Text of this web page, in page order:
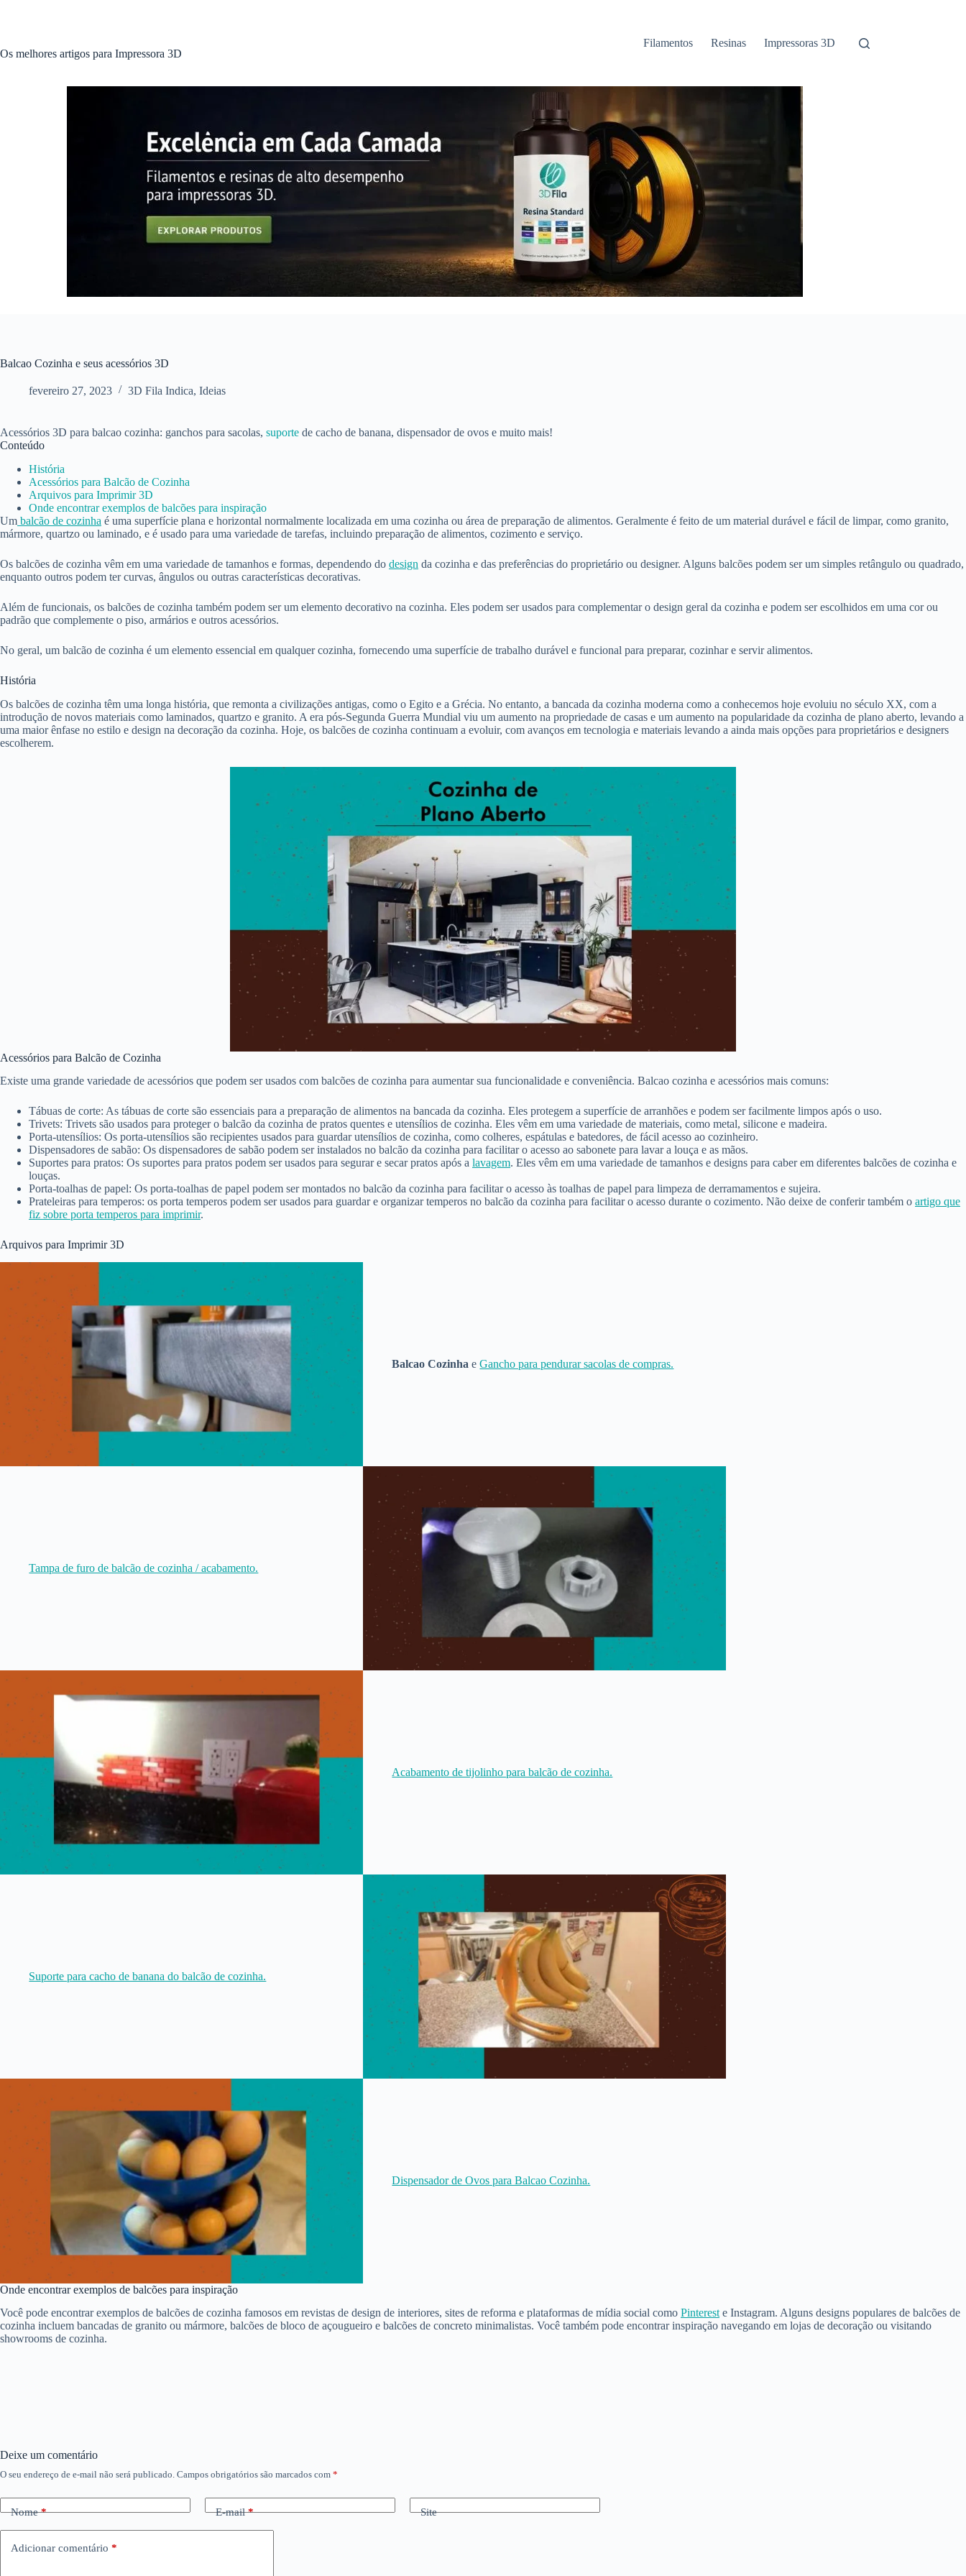
Os melhores artigos para Impressora 3D
Filamentos Resinas Impressoras 3D
Balcao Cozinha e seus acessórios 3D
fevereiro 27, 2023 3D Fila Indica, Ideias
Acessórios 3D para balcao cozinha: ganchos para sacolas, suporte de cacho de banana, dispensador de ovos e muito mais!
Conteúdo
História
Acessórios para Balcão de Cozinha
Arquivos para Imprimir 3D
Onde encontrar exemplos de balcões para inspiração
Um balcão de cozinha é uma superfície plana e horizontal normalmente localizada em uma cozinha ou área de preparação de alimentos. Geralmente é feito de um material durável e fácil de limpar, como granito,
mármore, quartzo ou laminado, e é usado para uma variedade de tarefas, incluindo preparação de alimentos, cozimento e serviço.
Os balcões de cozinha vêm em uma variedade de tamanhos e formas, dependendo do design da cozinha e das preferências do proprietário ou designer. Alguns balcões podem ser um simples retângulo ou quadrado,
enquanto outros podem ter curvas, ângulos ou outras características decorativas.
Além de funcionais, os balcões de cozinha também podem ser um elemento decorativo na cozinha. Eles podem ser usados para complementar o design geral da cozinha e podem ser escolhidos em uma cor ou
padrão que complemente o piso, armários e outros acessórios.
No geral, um balcão de cozinha é um elemento essencial em qualquer cozinha, fornecendo uma superfície de trabalho durável e funcional para preparar, cozinhar e servir alimentos.
História
Os balcões de cozinha têm uma longa história, que remonta a civilizações antigas, como o Egito e a Grécia. No entanto, a bancada da cozinha moderna como a conhecemos hoje evoluiu no século XX, com a
introdução de novos materiais como laminados, quartzo e granito. A era pós-Segunda Guerra Mundial viu um aumento na propriedade de casas e um aumento na popularidade da cozinha de plano aberto, levando a
uma maior ênfase no estilo e design na decoração da cozinha. Hoje, os balcões de cozinha continuam a evoluir, com avanços em tecnologia e materiais levando a ainda mais opções para proprietários e designers
escolherem.
Acessórios para Balcão de Cozinha
Existe uma grande variedade de acessórios que podem ser usados com balcões de cozinha para aumentar sua funcionalidade e conveniência. Balcao cozinha e acessórios mais comuns:
Tábuas de corte: As tábuas de corte são essenciais para a preparação de alimentos na bancada da cozinha. Eles protegem a superfície de arranhões e podem ser facilmente limpos após o uso.
Trivets: Trivets são usados para proteger o balcão da cozinha de pratos quentes e utensílios de cozinha. Eles vêm em uma variedade de materiais, como metal, silicone e madeira.
Porta-utensílios: Os porta-utensílios são recipientes usados para guardar utensílios de cozinha, como colheres, espátulas e batedores, de fácil acesso ao cozinheiro.
Dispensadores de sabão: Os dispensadores de sabão podem ser instalados no balcão da cozinha para facilitar o acesso ao sabonete para lavar a louça e as mãos.
Suportes para pratos: Os suportes para pratos podem ser usados para segurar e secar pratos após a lavagem. Eles vêm em uma variedade de tamanhos e designs para caber em diferentes balcões de cozinha e
louças.
Porta-toalhas de papel: Os porta-toalhas de papel podem ser montados no balcão da cozinha para facilitar o acesso às toalhas de papel para limpeza de derramamentos e sujeira.
Prateleiras para temperos: os porta temperos podem ser usados para guardar e organizar temperos no balcão da cozinha para facilitar o acesso durante o cozimento. Não deixe de conferir também o artigo que
fiz sobre porta temperos para imprimir.
Arquivos para Imprimir 3D
Balcao Cozinha eGancho para pendurar sacolas de compras.
Tampa de furo de balcão de cozinha / acabamento.
Acabamento de tijolinho para balcão de cozinha.
Suporte para cacho de banana do balcão de cozinha.
Dispensador de Ovos para Balcao Cozinha.
Onde encontrar exemplos de balcões para inspiração
Você pode encontrar exemplos de balcões de cozinha famosos em revistas de design de interiores, sites de reforma e plataformas de mídia social como Pinterest e Instagram. Alguns designs populares de balcões de
cozinha incluem bancadas de granito ou mármore, balcões de bloco de açougueiro e balcões de concreto minimalistas. Você também pode encontrar inspiração navegando em lojas de decoração ou visitando
showrooms de cozinha.
Deixe um comentário
O seu endereço de e-mail não será publicado. Campos obrigatórios são marcados com *
Nome* E-mail* Site
Adicionar comentário *